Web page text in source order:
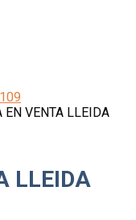
EN VENTA LLEIDA
LLEIDA